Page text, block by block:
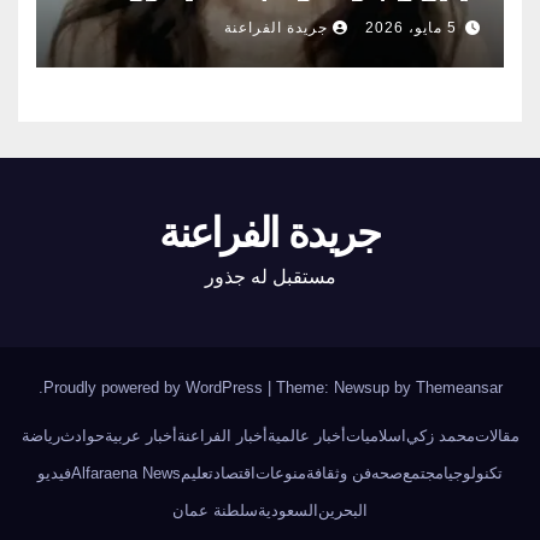
الناس أبواب المشعوذين
5 مايو، 2026 جريدة الفراعنة
جريدة الفراعنة
مستقبل له جذور
Proudly powered by WordPress Theme: Newsup by Themeansar
.
مقالاتمحمد زكي اسلامياتأخبار عالمية أخبار الفراعنة أخبار عربيةحوادثرياضة
تكنولوجيامجتمعصحهفن وثقافةمنوعات اقتصادتعليمAlfaraena Newsفيديو
البحرين السعوديةسلطنة عمان